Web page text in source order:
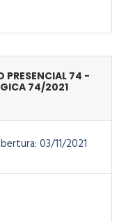
74 -
74/2021
03/11/2021